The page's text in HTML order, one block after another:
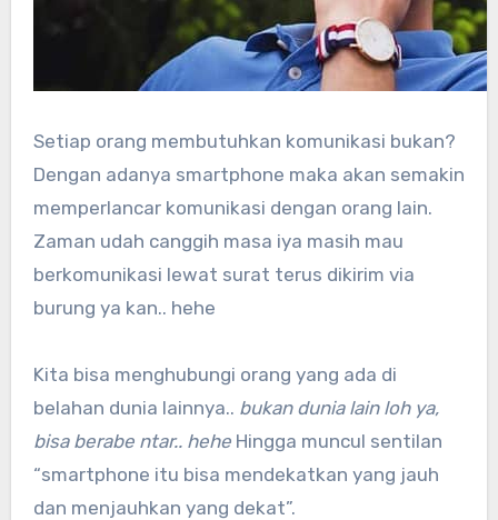
Setiap orang membutuhkan komunikasi bukan?
Dengan adanya smartphone maka akan semakin
memperlancar komunikasi dengan orang lain.
Zaman udah canggih masa iya masih mau
berkomunikasi lewat surat terus dikirim via
burung ya kan.. hehe
Kita bisa menghubungi orang yang ada di
belahan dunia lainnya.. bukan dunia lain loh ya,
bisa berabe ntar.. heheHingga muncul sentilan
“smartphone itu bisa mendekatkan yang jauh
dan menjauhkan yang dekat”.